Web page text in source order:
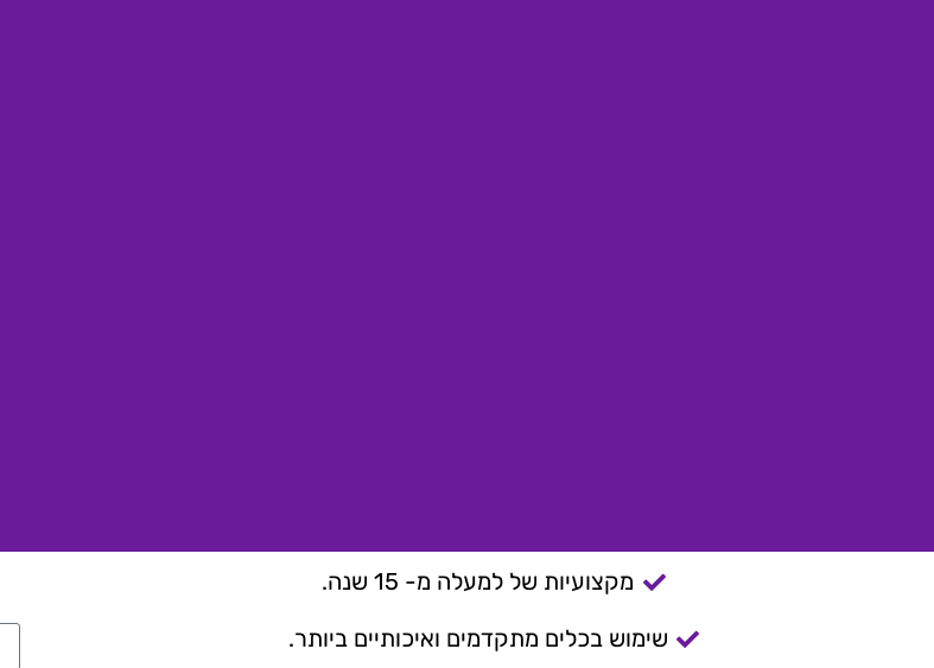
מקצועיות של למעלה מ- 15 שנה.
שימוש בכלים מתקדמים ואיכותיים ביותר.